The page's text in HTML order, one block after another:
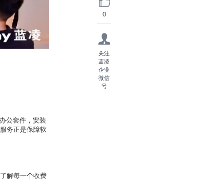
0
关注
蓝凌
企业
微信
号
公套件，安装
务正是保障软
解每一个收费